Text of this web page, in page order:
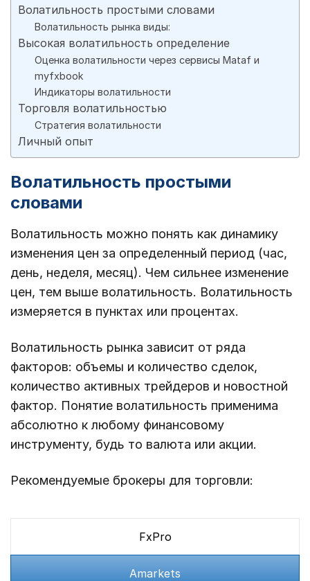
Волатильность простыми словами
Волатильность рынка виды:
Высокая волатильность определение
Оценка волатильности через сервисы Mataf и
myfxbook
Индикаторы волатильности
Торговля волатильностью
Стратегия волатильности
Личный опыт
Волатильность простыми
словами
Волатильность можно понять как динамику
изменения цен за определенный период (час,
день, неделя, месяц). Чем сильнее изменение
цен, тем выше волатильность. Волатильность
измеряется в пунктах или процентах.
Волатильность рынка зависит от ряда
факторов: объемы и количество сделок,
количество активных трейдеров и новостной
фактор. Понятие волатильность применима
абсолютно к любому финансовому
инструменту, будь то валюта или акции.
Рекомендуемые брокеры для торговли:
FxPro
Amarkets